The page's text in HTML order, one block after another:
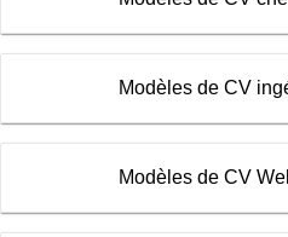
Modèles de CV
Modèles de CV